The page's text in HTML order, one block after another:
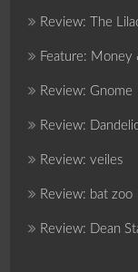
Review: The
Feature: Money
Review: Gnome
Review:
Review: veiles
Review: bat zoo
Review: Dean